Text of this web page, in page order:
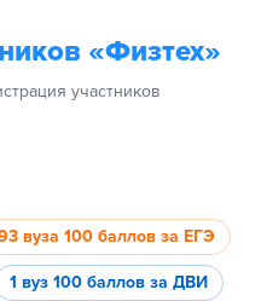
«Физтех»
участников
вуза 100 баллов за ЕГЭ
1 вуз 100 баллов за ДВИ